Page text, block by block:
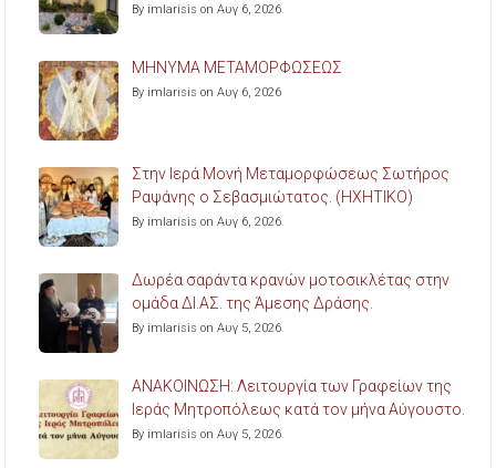
By imlarisis on Αυγ 6, 2026
ΜΗΝΥΜΑ ΜΕΤΑΜΟΡΦΩΣΕΩΣ
By imlarisis on Αυγ 6, 2026
Στην Ιερά Μονή Μεταμορφώσεως Σωτήρος
Ραψάνης ο Σεβασμιώτατος. (ΗΧΗΤΙΚΟ)
By imlarisis on Αυγ 6, 2026
Δωρέα σαράντα κρανών μοτοσικλέτας στην
ομάδα ΔΙ.ΑΣ. της Άμεσης Δράσης.
By imlarisis on Αυγ 5, 2026
ΑΝΑΚΟΙΝΩΣΗ: Λειτουργία των Γραφείων της
Ιεράς Μητροπόλεως κατά τον μήνα Αύγουστο.
By imlarisis on Αυγ 5, 2026